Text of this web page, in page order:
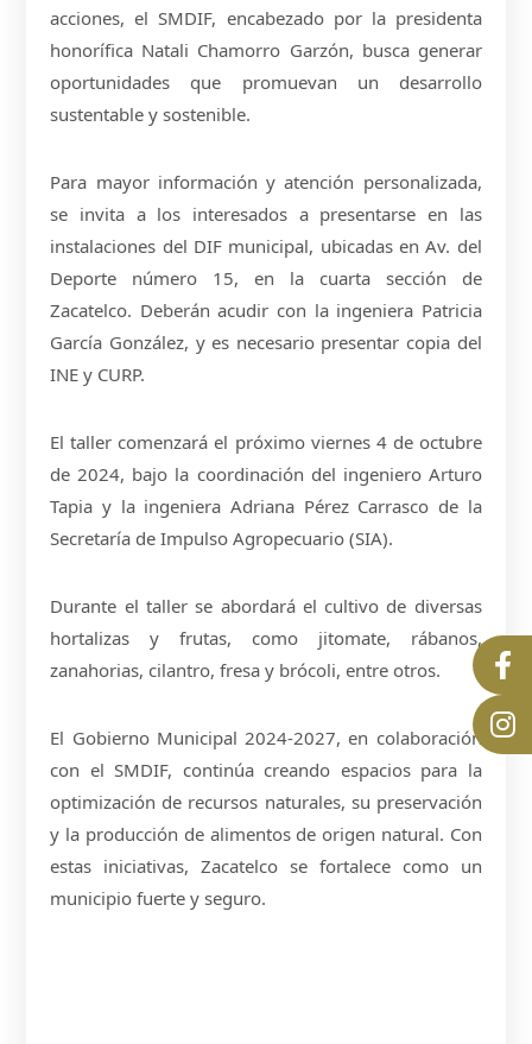
acciones, el SMDIF, encabezado por la presidenta
honorífica Natali Chamorro Garzón, busca generar
oportunidades que promuevan un desarrollo
sustentable y sostenible.
Para mayor información y atención personalizada,
se invita a los interesados a presentarse en las
instalaciones del DIF municipal, ubicadas en Av. del
Deporte número 15, en la cuarta sección de
Zacatelco. Deberán acudir con la ingeniera Patricia
García González, y es necesario presentar copia del
INE y CURP.
El taller comenzará el próximo viernes 4 de octubre
de 2024, bajo la coordinación del ingeniero Arturo
Tapia y la ingeniera Adriana Pérez Carrasco de la
Secretaría de Impulso Agropecuario (SIA).
Durante el taller se abordará el cultivo de diversas
hortalizas y frutas, como jitomate, rábanos,
zanahorias, cilantro, fresa y brócoli, entre otros.
El Gobierno Municipal 2024-2027, en colaboración
con el SMDIF, continúa creando espacios para la
optimización de recursos naturales, su preservación
y la producción de alimentos de origen natural. Con
estas iniciativas, Zacatelco se fortalece como un
municipio fuerte y seguro.